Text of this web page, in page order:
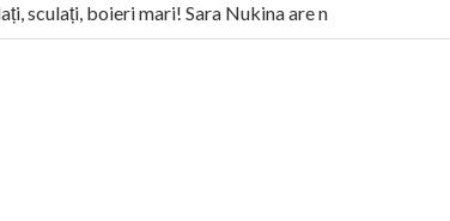
sculați, boieri mari! Sara Nukina are nevoie de ajutorul
militează pentru federalizarea României